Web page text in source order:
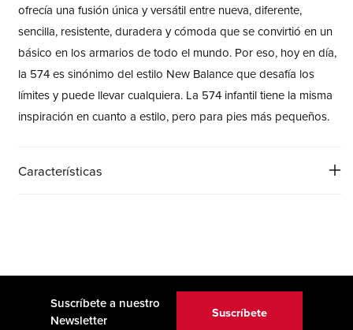
ofrecía una fusión única y versátil entre nueva, diferente,
sencilla, resistente, duradera y cómoda que se convirtió en un
básico en los armarios de todo el mundo. Por eso, hoy en día,
la 574 es sinónimo del estilo New Balance que desafía los
límites y puede llevar cualquiera. La 574 infantil tiene la misma
inspiración en cuanto a estilo, pero para pies más pequeños.
Características
Suscríbete a nuestro
Newsletter
Suscríbete